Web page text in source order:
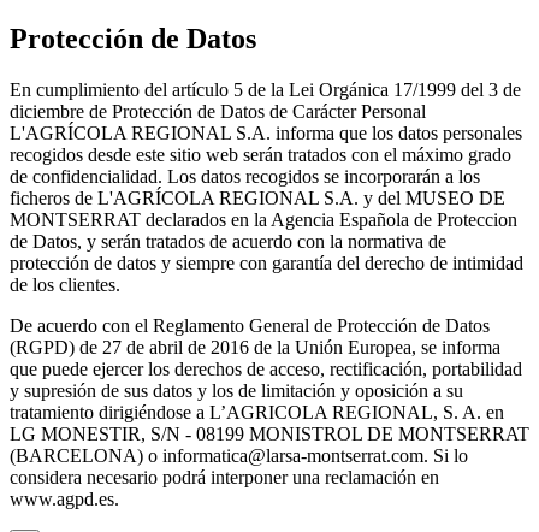
Protección de Datos
En cumplimiento del artículo 5 de la Lei Orgánica 17/1999 del 3 de
diciembre de Protección de Datos de Carácter Personal
L'AGRÍCOLA REGIONAL S.A. informa que los datos personales
recogidos desde este sitio web serán tratados con el máximo grado
de confidencialidad. Los datos recogidos se incorporarán a los
ficheros de L'AGRÍCOLA REGIONAL S.A. y del MUSEO DE
MONTSERRAT declarados en la Agencia Española de Proteccion
de Datos, y serán tratados de acuerdo con la normativa de
protección de datos y siempre con garantía del derecho de intimidad
de los clientes.
De acuerdo con el Reglamento General de Protección de Datos
(RGPD) de 27 de abril de 2016 de la Unión Europea, se informa
que puede ejercer los derechos de acceso, rectificación, portabilidad
y supresión de sus datos y los de limitación y oposición a su
tratamiento dirigiéndose a L’AGRICOLA REGIONAL, S. A. en
LG MONESTIR, S/N - 08199 MONISTROL DE MONTSERRAT
(BARCELONA) o informatica@larsa-montserrat.com. Si lo
considera necesario podrá interponer una reclamación en
www.agpd.es.